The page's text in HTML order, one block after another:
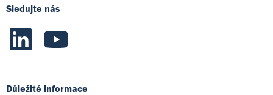
Sledujte nás
Důležité informace